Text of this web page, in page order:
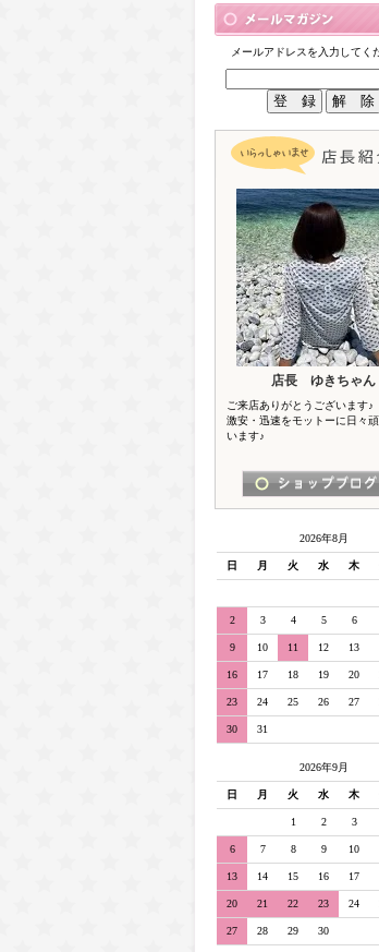
メールアドレスを入力してく
店長 ゆきちゃん
ご来店ありがとうございます♪
激安・迅速をモットーに日々
います♪
2026年8月
日 月 火 水 木
2 3 4 5 6
9 10 11 12 13
16 17 18 19 20
23 24 25 26 27
30 31
2026年9月
日 月 火 水 木
1 2 3
6 7 8 9 10
13 14 15 16 17
20 21 22 23 24
27 28 29 30